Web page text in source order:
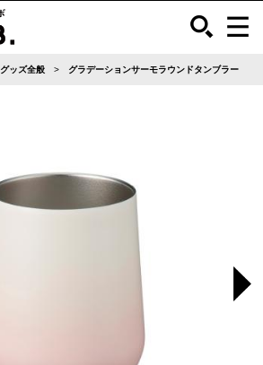
グッズ全般 グラデーションサーモラウンドタンブラー